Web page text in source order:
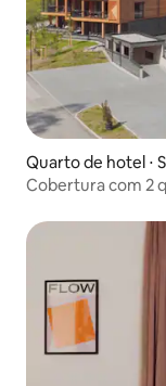
Quarto de hotel ⋅
Cobertura com 2